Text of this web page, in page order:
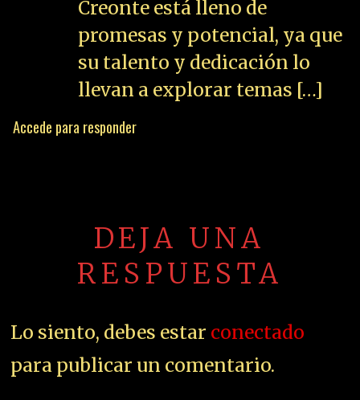
Creonte está lleno de
promesas y potencial, ya que
su talento y dedicación lo
llevan a explorar temas […]
Accede para responder
DEJA UNA
RESPUESTA
Lo siento, debes estar conectado
para publicar un comentario.